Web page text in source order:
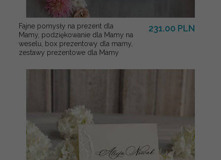
Fajne pomysły na prezent dla
Mamy, podziękowanie dla Mamy na
weselu, box prezentowy dla mamy,
zestawy prezentowe dla Mamy
231.00 PLN